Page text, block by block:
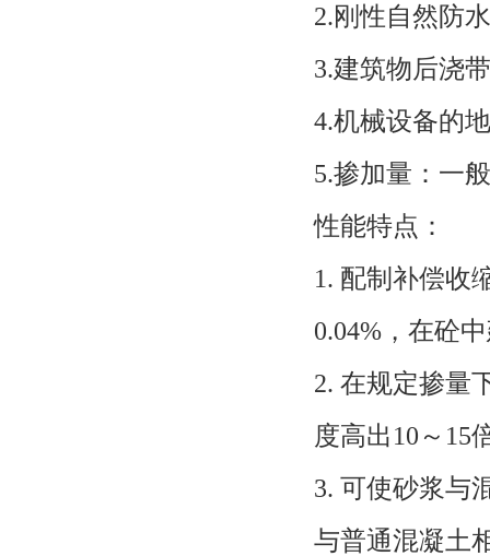
2.刚性自然防
3.建筑物后浇
4.机械设备的
5.掺加量：一
性能特点：
1. 配制补偿收
0.04%，在砼
2. 在规定掺量
度高出10～15
3. 可使砂浆与
与普通混凝土